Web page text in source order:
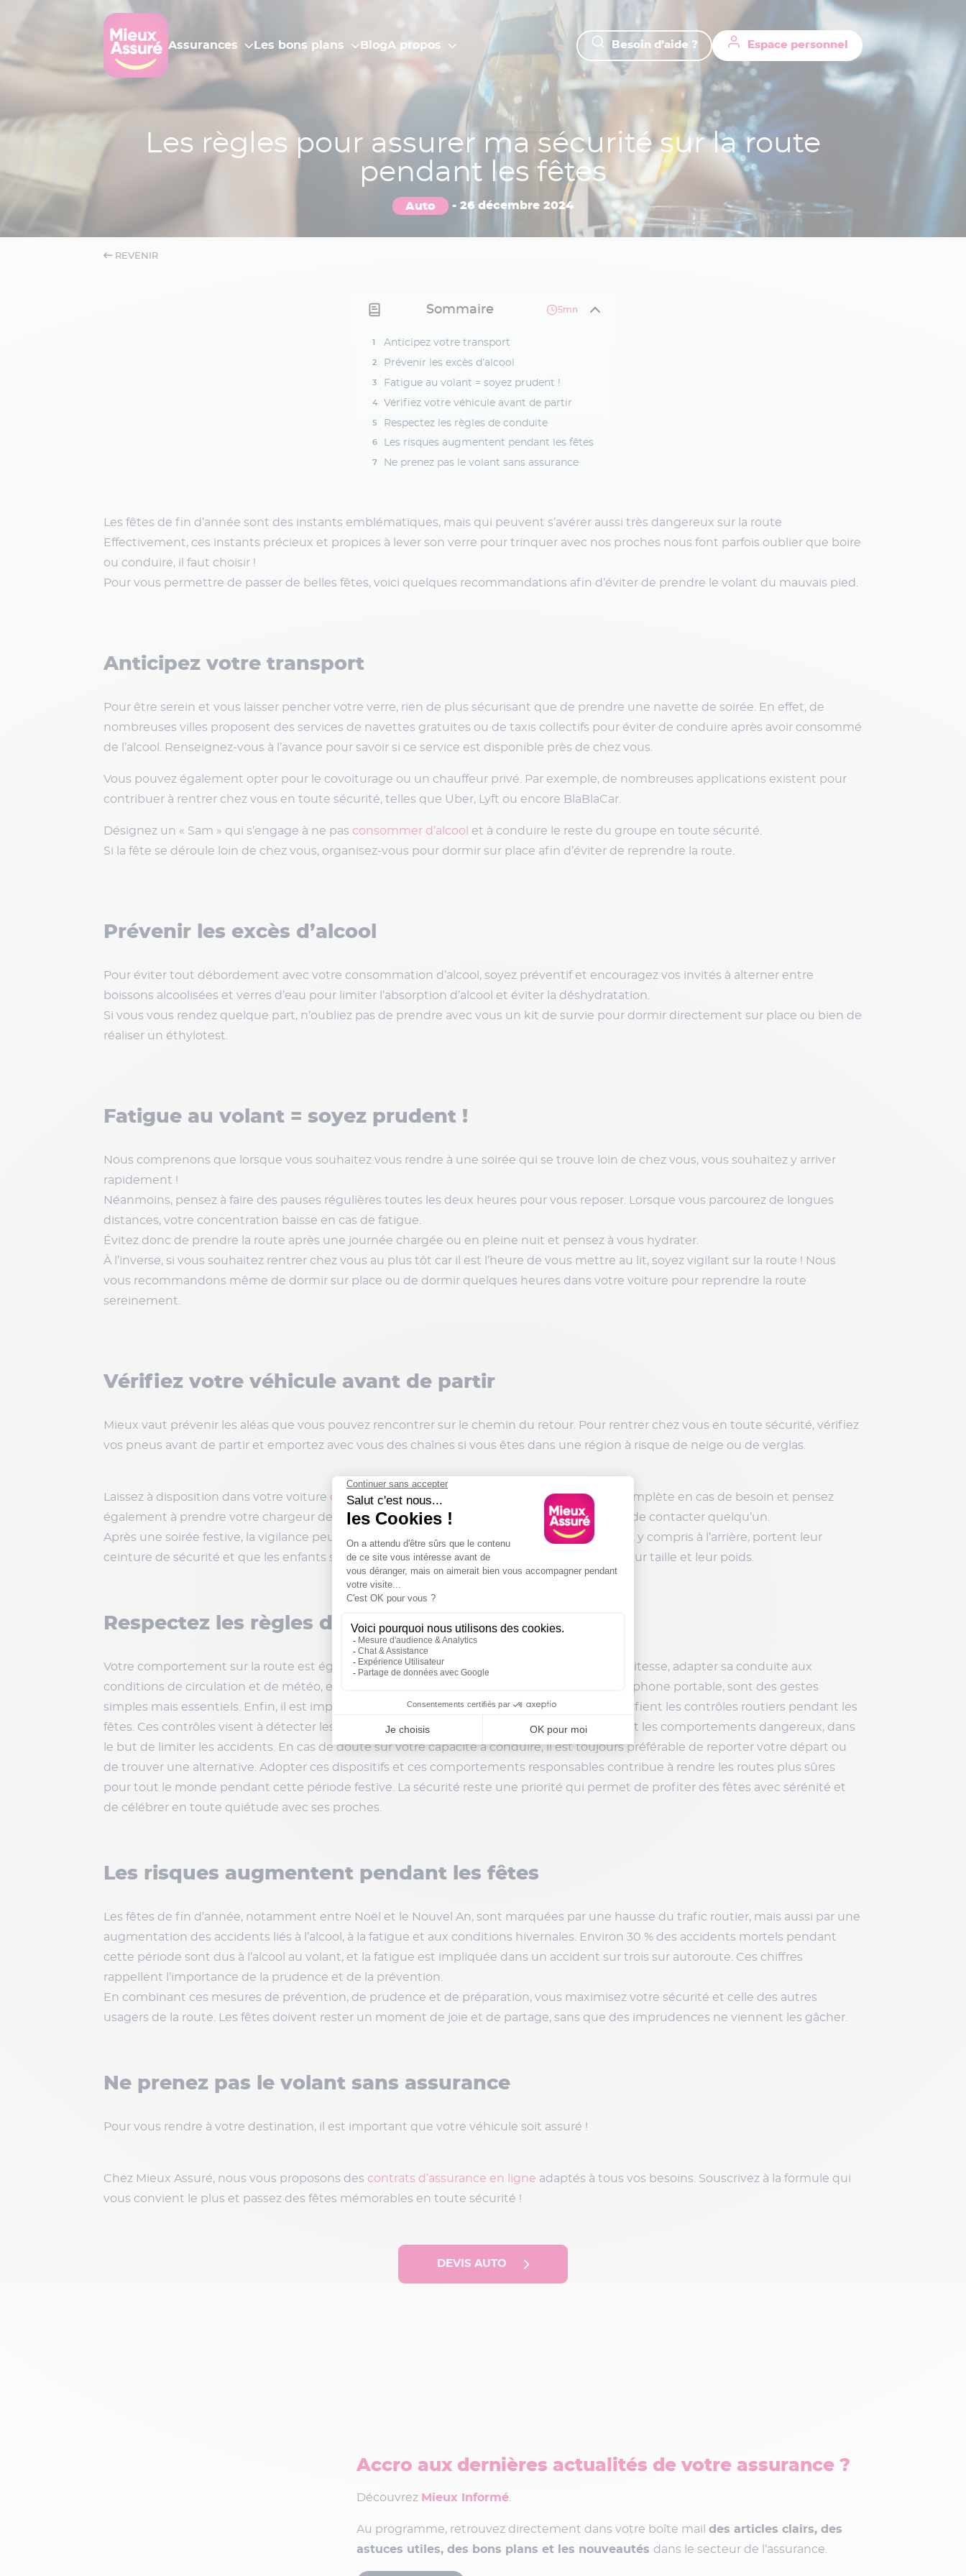
Assurances Les bons plans BlogA propos Besoin d’aide ? Espace personnel
Les règles pour assurer ma sécurité sur la route
pendant les fêtes
Auto - 26 décembre 2024
REVENIR
Sommaire 5mn
Anticipez votre transport
Prévenir les excès d’alcool
Fatigue au volant = soyez prudent !
Vérifiez votre véhicule avant de partir
Respectez les règles de conduite
Les risques augmentent pendant les fêtes
Ne prenez pas le volant sans assurance
Les fêtes de fin d’année sont des instants emblématiques, mais qui peuvent s’avérer aussi très dangereux sur la route
Effectivement, ces instants précieux et propices à lever son verre pour trinquer avec nos proches nous font parfois oublier que boire
ou conduire, il faut choisir !
Pour vous permettre de passer de belles fêtes, voici quelques recommandations afin d’éviter de prendre le volant du mauvais pied.
Anticipez votre transport
Pour être serein et vous laisser pencher votre verre, rien de plus sécurisant que de prendre une navette de soirée. En effet, de
nombreuses villes proposent des services de navettes gratuites ou de taxis collectifs pour éviter de conduire après avoir consommé
de l’alcool. Renseignez-vous à l’avance pour savoir si ce service est disponible près de chez vous.
Vous pouvez également opter pour le covoiturage ou un chauffeur privé. Par exemple, de nombreuses applications existent pour
contribuer à rentrer chez vous en toute sécurité, telles que Uber, Lyft ou encore BlaBlaCar.
Désignez un « Sam » qui s’engage à ne pas consommer d’alcool et à conduire le reste du groupe en toute sécurité.
Si la fête se déroule loin de chez vous, organisez-vous pour dormir sur place afin d’éviter de reprendre la route.
Prévenir les excès d’alcool
Pour éviter tout débordement avec votre consommation d’alcool, soyez préventif et encouragez vos invités à alterner entre
boissons alcoolisées et verres d’eau pour limiter l’absorption d’alcool et éviter la déshydratation.
Si vous vous rendez quelque part, n’oubliez pas de prendre avec vous un kit de survie pour dormir directement sur place ou bien de
réaliser un éthylotest.
Fatigue au volant = soyez prudent !
Nous comprenons que lorsque vous souhaitez vous rendre à une soirée qui se trouve loin de chez vous, vous souhaitez y arriver
rapidement !
Néanmoins, pensez à faire des pauses régulières toutes les deux heures pour vous reposer. Lorsque vous parcourez de longues
distances, votre concentration baisse en cas de fatigue.
Évitez donc de prendre la route après une journée chargée ou en pleine nuit et pensez à vous hydrater.
À l’inverse, si vous souhaitez rentrer chez vous au plus tôt car il est l’heure de vous mettre au lit, soyez vigilant sur la route ! Nous
vous recommandons même de dormir sur place ou de dormir quelques heures dans votre voiture pour reprendre la route
sereinement.
Vérifiez votre véhicule avant de partir
Mieux vaut prévenir les aléas que vous pouvez rencontrer sur le chemin du retour. Pour rentrer chez vous en toute sécurité, vérifiez
vos pneus avant de partir et emportez avec vous des chaînes si vous êtes dans une région à risque de neige ou de verglas.
Laissez à disposition dans votre voiture quelques indispensables
: une trousse de secours complète en cas de besoin et pensez
également à prendre votre chargeur de téléphone dans l’éventualité où vous auriez besoin de contacter quelqu’un.
Après une soirée festive, la vigilance peut diminuer. Pensez à vérifier que tous vos passagers, y compris à l’arrière, portent leur
ceinture de sécurité et que les enfants sont bien installés dans un siège adapté à leur âge, leur taille et leur poids.
Respectez les règles de conduite
Votre comportement sur la route est également déterminant. Respecter les limitations de vitesse, adapter sa conduite aux
conditions de circulation et de météo, et éviter toute distraction, comme l’utilisation du téléphone portable, sont des gestes
simples mais essentiels. Enfin, il est important de se rappeler que les forces de l’ordre intensifient les contrôles routiers pendant les
fêtes. Ces contrôles visent à détecter les excès de vitesse, les taux d’alcoolémie trop élevés et les comportements dangereux, dans
le but de limiter les accidents. En cas de doute sur votre capacité à conduire, il est toujours préférable de reporter votre départ ou
de trouver une alternative. Adopter ces dispositifs et ces comportements responsables contribue à rendre les routes plus sûres
pour tout le monde pendant cette période festive. La sécurité reste une priorité qui permet de profiter des fêtes avec sérénité et
de célébrer en toute quiétude avec ses proches.
Les risques augmentent pendant les fêtes
Les fêtes de fin d’année, notamment entre Noël et le Nouvel An, sont marquées par une hausse du trafic routier, mais aussi par une
augmentation des accidents liés à l’alcool, à la fatigue et aux conditions hivernales. Environ 30 % des accidents mortels pendant
cette période sont dus à l’alcool au volant, et la fatigue est impliquée dans un accident sur trois sur autoroute. Ces chiffres
rappellent l’importance de la prudence et de la prévention.
En combinant ces mesures de prévention, de prudence et de préparation, vous maximisez votre sécurité et celle des autres
usagers de la route. Les fêtes doivent rester un moment de joie et de partage, sans que des imprudences ne viennent les gâcher.
Ne prenez pas le volant sans assurance
Pour vous rendre à votre destination, il est important que votre véhicule soit assuré !
Chez Mieux Assuré, nous vous proposons des contrats d’assurance en ligne adaptés à tous vos besoins. Souscrivez à la formule qui
vous convient le plus et passez des fêtes mémorables en toute sécurité !
DEVIS AUTO
Accro aux dernières actualités de votre assurance ?
Découvrez Mieux Informé.
Au programme, retrouvez directement dans votre boîte mail des articles clairs, des
astuces utiles, des bons plans et les nouveautés dans le secteur de l’assurance.